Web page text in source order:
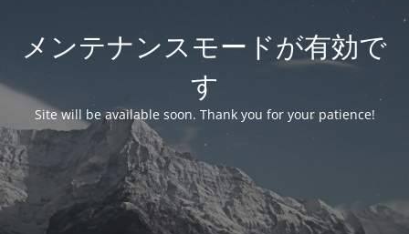
メンテナンスモードが有効で
す
Site will be available soon. Thank you for your patience!